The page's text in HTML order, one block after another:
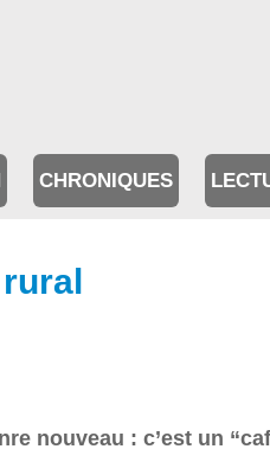
CHRONIQUES
nouveau : c’est un